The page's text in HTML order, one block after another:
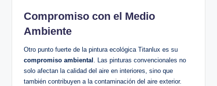
Compromiso con el Medio
Ambiente
Otro punto fuerte de la pintura ecológica Titanlux es su
compromiso ambiental . Las pinturas convencionales no
solo afectan la calidad del aire en interiores, sino que
también contribuyen a la contaminación del aire exterior.